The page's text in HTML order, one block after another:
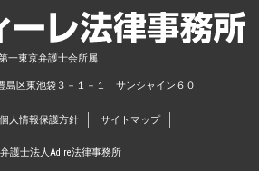
一東京弁護士会所属
区東池袋３－１－１ サンシャイン６０
個人情報保護方針 サイトマップ
護士法人AdIre法律事務所